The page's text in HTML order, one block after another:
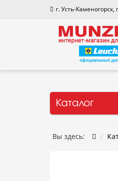
г. Усть-
Каталог
Вы здесь: